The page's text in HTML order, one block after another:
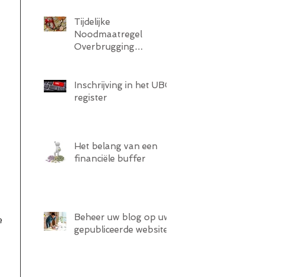
Tijdelijke
Noodmaatregel
Overbrugging
Inschrijving in het UBO
register
Het belang van een
financiële buffer
Beheer uw blog op uw
gepubliceerde website